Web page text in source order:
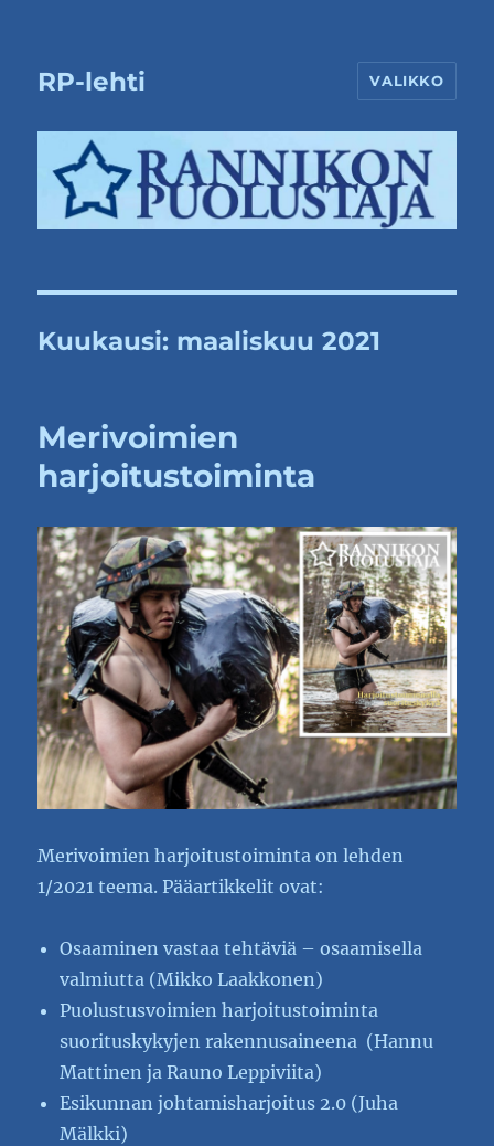
RP-lehti VALIKKO
Kuukausi: maaliskuu 2021
Merivoimien
harjoitustoiminta
Merivoimien harjoitustoiminta on lehden
1/2021 teema. Pääartikkelit ovat:
Osaaminen vastaa tehtäviä – osaamisella
valmiutta (Mikko Laakkonen)
Puolustusvoimien harjoitustoiminta
suorituskykyjen rakennusaineena (Hannu
Mattinen ja Rauno Leppiviita)
Esikunnan johtamisharjoitus 2.0 (Juha
Mälkki)